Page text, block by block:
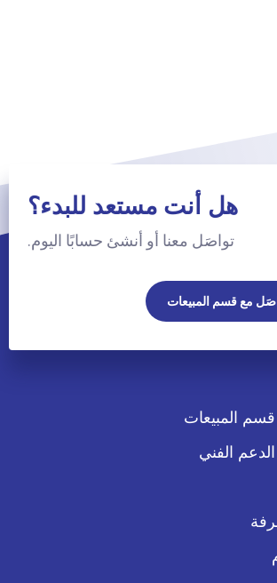
هل أنت مستعد للبدء؟
تواصَل معنا أو أنشئ حسابًا اليوم.
مع قسم المبيعات
المبيعات
الفني